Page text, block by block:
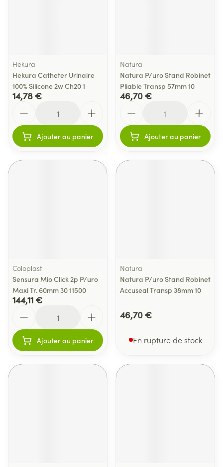
Hekura
Hekura Catheter Urinaire
100% Silicone 2w Ch20 1
14,78 €
Ajouter au panier
Natura
Natura P/uro Stand Robinet
Pliable Transp 57mm 10
46,70 €
Ajouter au panier
Coloplast
Sensura Mio Click 2p P/uro
Maxi Tr. 60mm 30 11500
144,11 €
Ajouter au panier
Natura
Natura P/uro Stand Robinet
Accuseal Transp 38mm 10
46,70 €
En rupture de stock